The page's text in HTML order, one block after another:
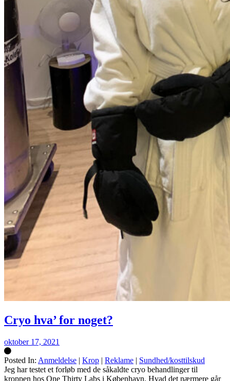
Cryo hva’ for noget?
oktober 17, 2021
Posted In: Anmeldelse | Krop | Reklame | Sundhed/kosttilskud
Silke
Jeg har testet et forløb med de såkaldte cryo behandlinger til
kroppen hos One Thirty Labs i København. Hvad det nærmere går